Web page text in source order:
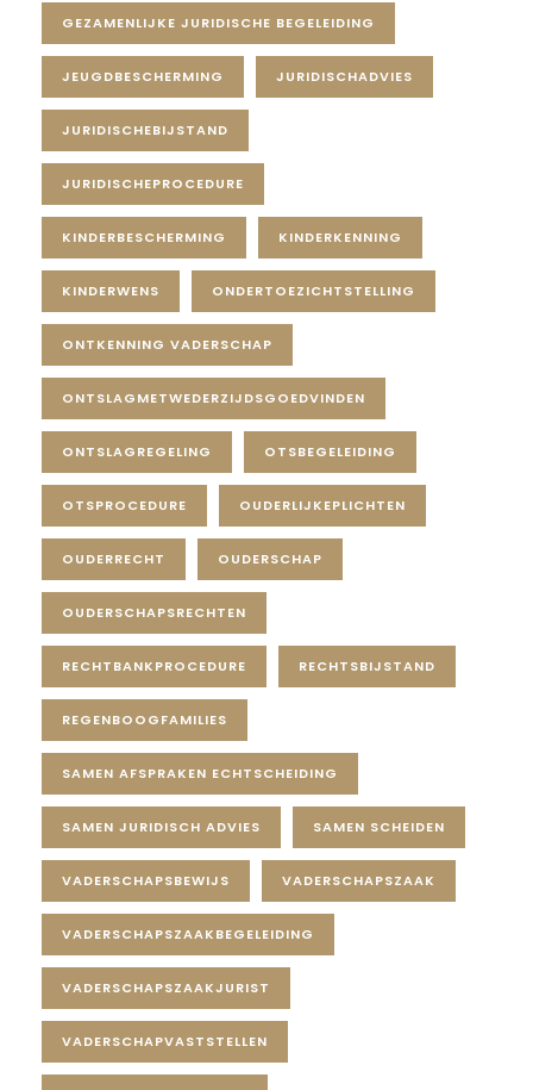
GEZAMENLIJKE JURIDISCHE BEGELEIDING
JEUGDBESCHERMING JURIDISCHADVIES
JURIDISCHEBIJSTAND
JURIDISCHEPROCEDURE
KINDERBESCHERMING KINDERKENNING
KINDERWENS ONDERTOEZICHTSTELLING
ONTKENNING VADERSCHAP
ONTSLAGMETWEDERZIJDSGOEDVINDEN
ONTSLAGREGELING OTSBEGELEIDING
OTSPROCEDURE OUDERLIJKEPLICHTEN
OUDERRECHT OUDERSCHAP
OUDERSCHAPSRECHTEN
RECHTBANKPROCEDURE RECHTSBIJSTAND
REGENBOOGFAMILIES
SAMEN AFSPRAKEN ECHTSCHEIDING
SAMEN JURIDISCH ADVIES SAMEN SCHEIDEN
VADERSCHAPSBEWIJS VADERSCHAPSZAAK
VADERSCHAPSZAAKBEGELEIDING
VADERSCHAPSZAAKJURIST
VADERSCHAPVASTSTELLEN